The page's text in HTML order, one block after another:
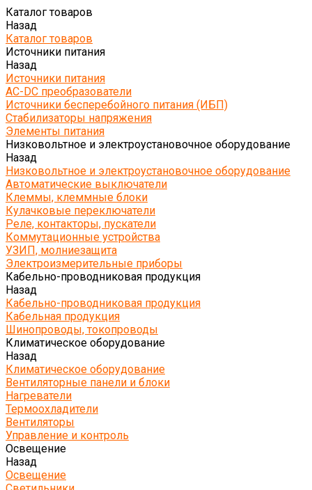
Каталог товаров
Назад
Каталог товаров
Источники питания
Назад
Источники питания
AC-DC преобразователи
Источники бесперебойного питания (ИБП)
Стабилизаторы напряжения
Элементы питания
Низковольтное и электроустановочное оборудование
Назад
Низковольтное и электроустановочное оборудование
Автоматические выключатели
Клеммы, клеммные блоки
Кулачковые переключатели
Реле, контакторы, пускатели
Коммутационные устройства
УЗИП, молниезащита
Электроизмерительные приборы
Кабельно-проводниковая продукция
Назад
Кабельно-проводниковая продукция
Кабельная продукция
Шинопроводы, токопроводы
Климатическое оборудование
Назад
Климатическое оборудование
Вентиляторные панели и блоки
Нагреватели
Термоохладители
Вентиляторы
Управление и контроль
Освещение
Назад
Освещение